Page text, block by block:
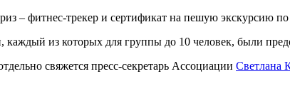
– фитнес-трекер и сертификат на пешую экскурсию по
каждый из которых для группы до 10 человек, были
свяжется пресс-секретарь Ассоциации Светлана